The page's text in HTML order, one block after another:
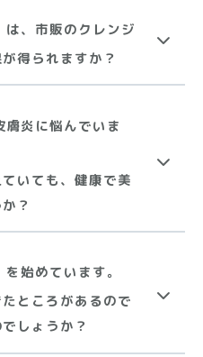
は、市販のクレンジ
得られますか？
膚炎に悩んでいま
いても、健康で美
？
始めています。
ところがあるので
しょうか？